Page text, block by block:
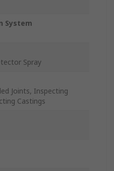
System
Spray
Joints, Inspecting
Castings